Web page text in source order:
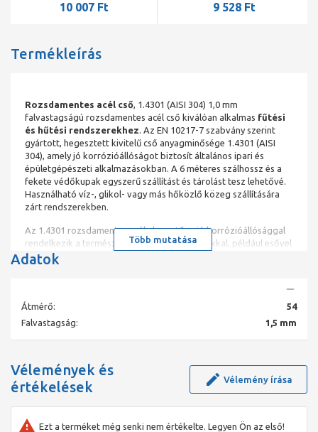
10 007 Ft 9 528 Ft
Termékleírás
Rozsdamentes acél cső, 1.4301 (AISI 304) 1,0 mm
falvastagságú rozsdamentes acél cső kiválóan alkalmas fűtési
és hűtési rendszerekhez. Az EN 10217-7 szabvány szerint
gyártott, hegesztett kivitelű cső anyagminősége 1.4301 (AISI
304), amely jó korrózióállóságot biztosít általános ipari és
épületgépészeti alkalmazásokban. A 6 méteres szálhossz és a
fekete védőkupak egyszerű szállítást és tárolást tesz lehetővé.
Használható víz-, glikol- vagy más hőközlő közeg szállítására
zárt rendszerekben.
Az 1.4301 rozsdamentes acél alapvetően jó korrózióállósággal
rendelkezik a természetes környezeti hatásokkal, például esővel
szemben. Az anyag azonban hegesztett állapotban hajlamos a
Több mutatása
Adatok
Átmérő:
54
Falvastagság:
1,5 mm
Vélemények és
értékelések
Vélemény írása
Ezt a terméket még senki nem értékelte. Legyen Ön az első!